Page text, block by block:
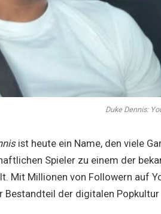
Duke Dennis:
ist heute ein Name, den viele
Spieler zu einem der
Mit Millionen von Followern auf
Bestandteil der digitalen Popkultur